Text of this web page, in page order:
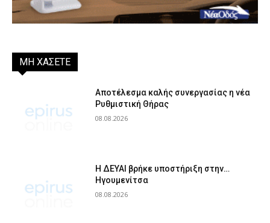
ΜΗ ΧΑΣΕΤΕ
Αποτέλεσμα καλής συνεργασίας η νέα
Ρυθμιστική Θήρας
08.08.2026
Η ΔΕΥΑΙ βρήκε υποστήριξη στην…
Ηγουμενίτσα
08.08.2026